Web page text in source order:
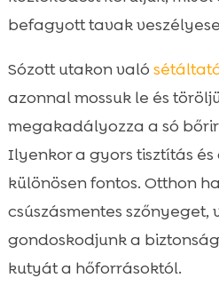
befagyott tavak
Sózott utakon való
azonnal mossuk le és
megakadályozza a só
Ilyenkor a gyors tisztítás
különösen fontos. Otthon
csúszásmentes
gondoskodjunk a
kutyát a hőforrásoktól.